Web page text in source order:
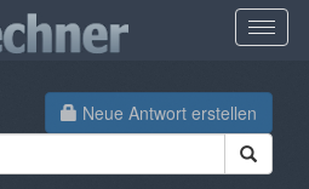
Neue Antwort erstellen